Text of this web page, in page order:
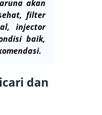
akan
filter
injector
baik,
dan